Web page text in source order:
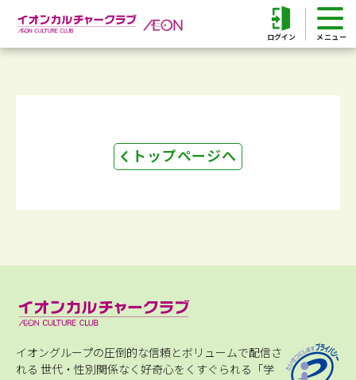
ログイン
トップページへ
イオングループの圧倒的な信頼とボリュームで配信さ
れる 世代・性別関係なく好奇心をくすぐられる「学